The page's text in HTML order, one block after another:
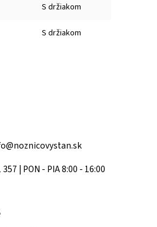
S držiakom
S držiakom
@noznicovystan.sk
| PON - PIA 8:00 - 16:00